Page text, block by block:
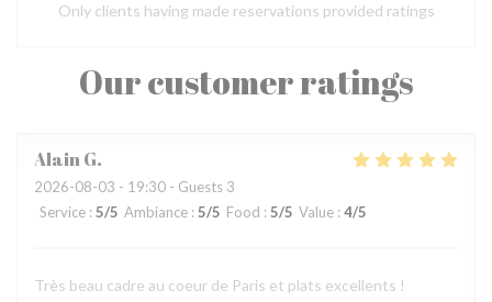
Our customer ratings
AlainG
2026-08-03 - 19:30 - Guests 3
Service : 5/5 Ambiance : 5/5 Food : 5/5 Value : 4/5
Très beau cadre au coeur de Paris et plats excellents !
Only clients having made reservations provided ratings